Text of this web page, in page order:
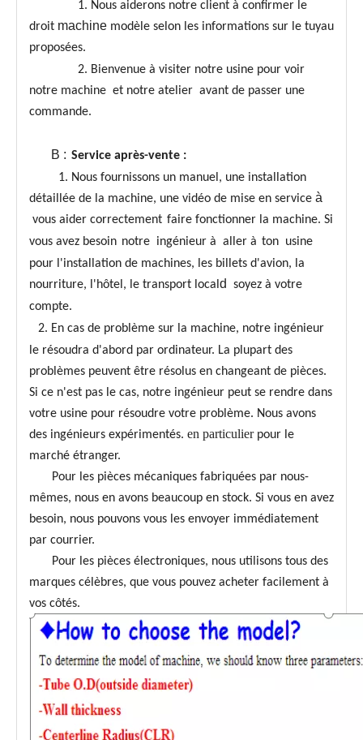
1. Nous aiderons notre client à confirmer le
droit machine modèle selon les informations sur le tuyau
proposées.
2. Bienvenue à visiter notre usine pour voir
notre machine et notre atelier avant de passer une
commande.
B : Service après-vente :
1. Nous fournissons un manuel, une installation
détaillée de la machine, une vidéo de mise en service à
vous aider correctement faire fonctionner la machine. Si
vous avez besoin notre ingénieur à aller à ton usine
pour l'installation de machines, les billets d'avion, la
nourriture, l'hôtel, le transport local d
soyez à votre
compte.
2. En cas de problème sur la machine, notre ingénieur
le résoudra d'abord par ordinateur. La plupart des
problèmes peuvent être résolus en changeant de pièces.
Si ce n'est pas le cas, notre ingénieur peut se rendre dans
votre usine pour résoudre votre problème. Nous avons
des ingénieurs expérimentés. en particulier pour le
marché étranger.
Pour les pièces mécaniques fabriquées par nous-
mêmes, nous en avons beaucoup en stock. Si vous en avez
besoin, nous pouvons vous les envoyer immédiatement
par courrier.
Pour les pièces électroniques, nous utilisons tous des
marques célèbres, que vous pouvez acheter facilement à
vos côtés.